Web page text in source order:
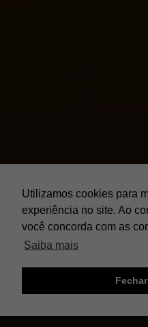
Utilizamos cookies para
experiência no site. Ao
você concorda com as
Saiba mais
Fechar